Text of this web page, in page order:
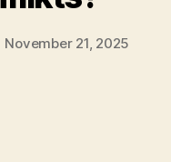
November 21, 2025